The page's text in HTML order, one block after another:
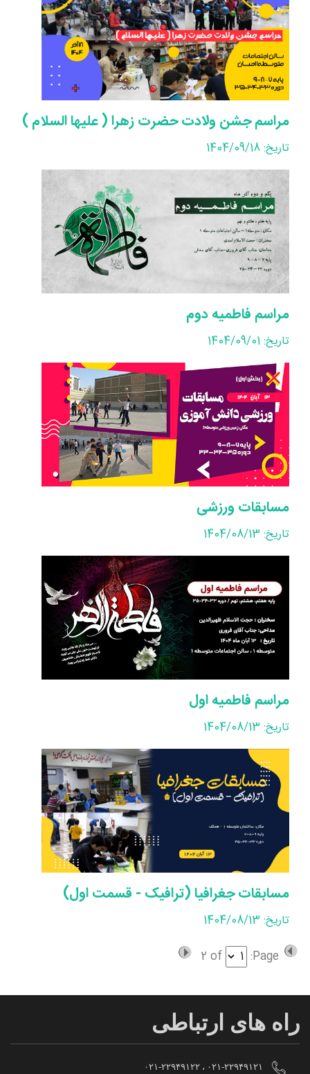
مراسم جشن ولادت حضرت زهرا ( علیها السلام )
تاریخ: 1404/09/18
مراسم فاطمیه دوم
تاریخ: 1404/09/01
مسابقات ورزشی
تاریخ: 1404/08/13
مراسم فاطمیه اول
تاریخ: 1404/08/13
مسابقات جغرافیا (ترافیک - قسمت اول)
تاریخ: 1404/08/13
Page:
of
2
راه های ارتباطی
۰۲۱-۲۲۹۴۹۱۲۱ ، ۰۲۱-۲۲۹۴۹۱۲۲